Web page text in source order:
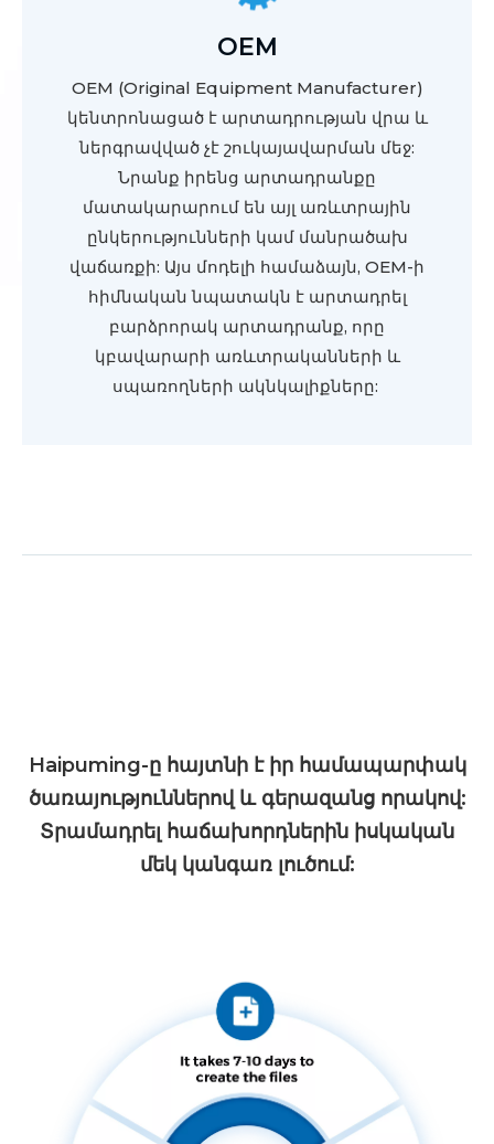
OEM
OEM (Original Equipment Manufacturer)
կենտրոնացած է արտադրության վրա և
ներգրավված չէ շուկայավարման մեջ:
Նրանք իրենց արտադրանքը
մատակարարում են այլ առևտրային
ընկերությունների կամ մանրածախ
վաճառքի: Այս մոդելի համաձայն, OEM-ի
հիմնական նպատակն է արտադրել
բարձրորակ արտադրանք, որը
կբավարարի առևտրականների և
սպառողների ակնկալիքները:
Haipuming-ը հայտնի է իր համապարփակ
ծառայություններով և գերազանց որակով:
Տրամադրել հաճախորդներին իսկական
մեկ կանգառ լուծում: